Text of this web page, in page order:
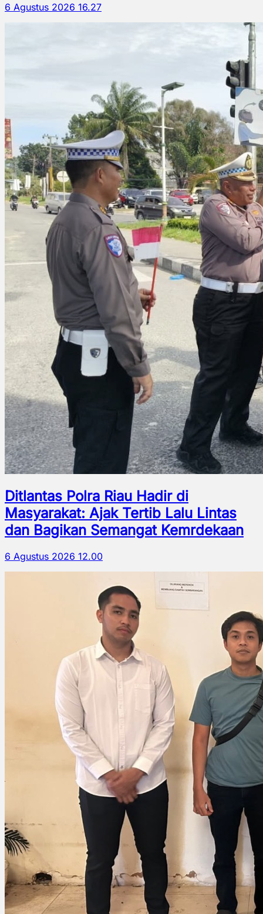
6 Agustus 2026 16.27
Ditlantas Polra Riau Hadir di
Masyarakat: Ajak Tertib Lalu Lintas
dan Bagikan Semangat Kemrdekaan
6 Agustus 2026 12.00